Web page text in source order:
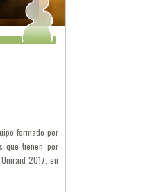
formado por
que tienen por
2017, en